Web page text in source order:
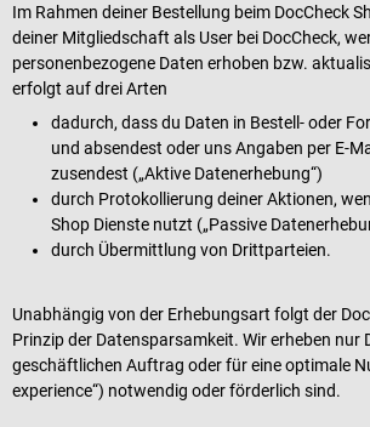
Im Rahmen deiner Bestellung beim DocCheck
deiner Mitgliedschaft als User bei DocCheck,
personenbezogene Daten erhoben bzw.
erfolgt auf drei Arten
dadurch, dass du Daten in Bestell- oder
und absendest oder uns Angaben per E-
zusendest („Aktive Datenerhebung“)
durch Protokollierung deiner Aktionen,
Shop Dienste nutzt („Passive
durch Übermittlung von Drittparteien.
Unabhängig von der Erhebungsart folgt der
Prinzip der Datensparsamkeit. Wir erheben nur
geschäftlichen Auftrag oder für eine optimale
experience“) notwendig oder förderlich sind.